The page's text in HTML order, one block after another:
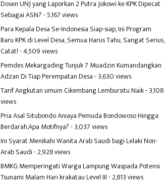
Dosen UNJ yang Laporkan 2 Putra Jokowi ke KPK Dipecat
Sebagai ASN?- 5,167 views
Para Kepala Desa Se-Indonesia Siap-siap, Ini Program
Baru KPK di Level Desa, Semua Harus Tahu, Sangat Serius,
Catat!- 4,509 views
Pemdes Mekargading Tunjuk 7 Muadzin Kumandangkan
Adzan Di Tiap Perempatan Desa- 3,630 views
Tarif Angkutan umum Cikembang Lembursitu Naik- 3,108
views
Pria Asal Situbondo Aniaya Pemuda Bondowoso Hingga
Berdarah,Apa Motifnya?- 3,037 views
Ini Syarat Menikahi Wanita Arab Saudi bagi Lelaki Non-
Arab Saudi- 2,928 views
BMKG Memperingati Warga Lampung Waspada Potensi
Tsunami Malam Hari krakatau Level III- 2,813 views